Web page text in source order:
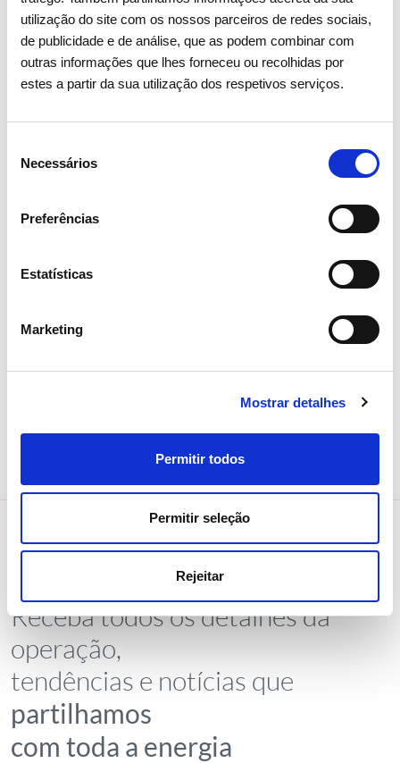
utilização do site com os nossos parceiros de redes sociais,
de publicidade e de análise, que as podem combinar com
outras informações que lhes forneceu ou recolhidas por
estes a partir da sua utilização dos respetivos serviços.
Necessários
Preferências
Estatísticas
Marketing
Mostrar detalhes
Permitir todos
Permitir seleção
Rejeitar
Assembleia Geral de Acionistas
com larga maioria
Investidores
Receba todos os detalhes da
operação,
tendências e notícias que
partilhamos
com toda a energia